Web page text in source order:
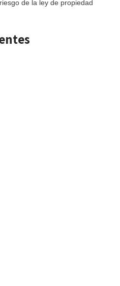
de la ley de propiedad